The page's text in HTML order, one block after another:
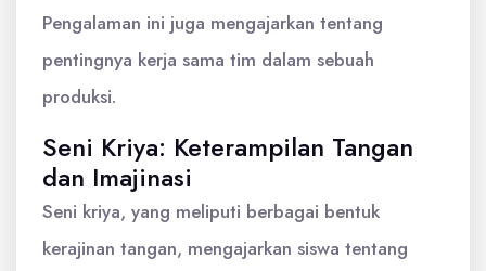
Pengalaman ini juga mengajarkan tentang
pentingnya kerja sama tim dalam sebuah
produksi.
Seni Kriya: Keterampilan Tangan
dan Imajinasi
Seni kriya, yang meliputi berbagai bentuk
kerajinan tangan, mengajarkan siswa tentang